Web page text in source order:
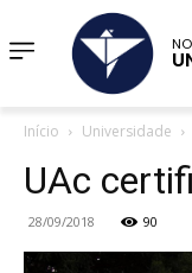
Início Universidade
UAc
28/09/2018 90